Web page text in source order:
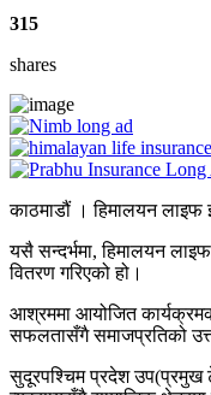
315
shares
काठमाडौं । हिमालयन लाइफ
यसै सन्दर्भमा, हिमालयन
वितरण गरिएको हो।
आश्रममा आयोजित
सफलतासँगै समाजप्रतिको
सुदूरपश्चिम प्रदेश उप(प्रमुख